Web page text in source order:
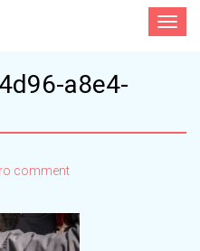
Toggle
a8e4-
comment